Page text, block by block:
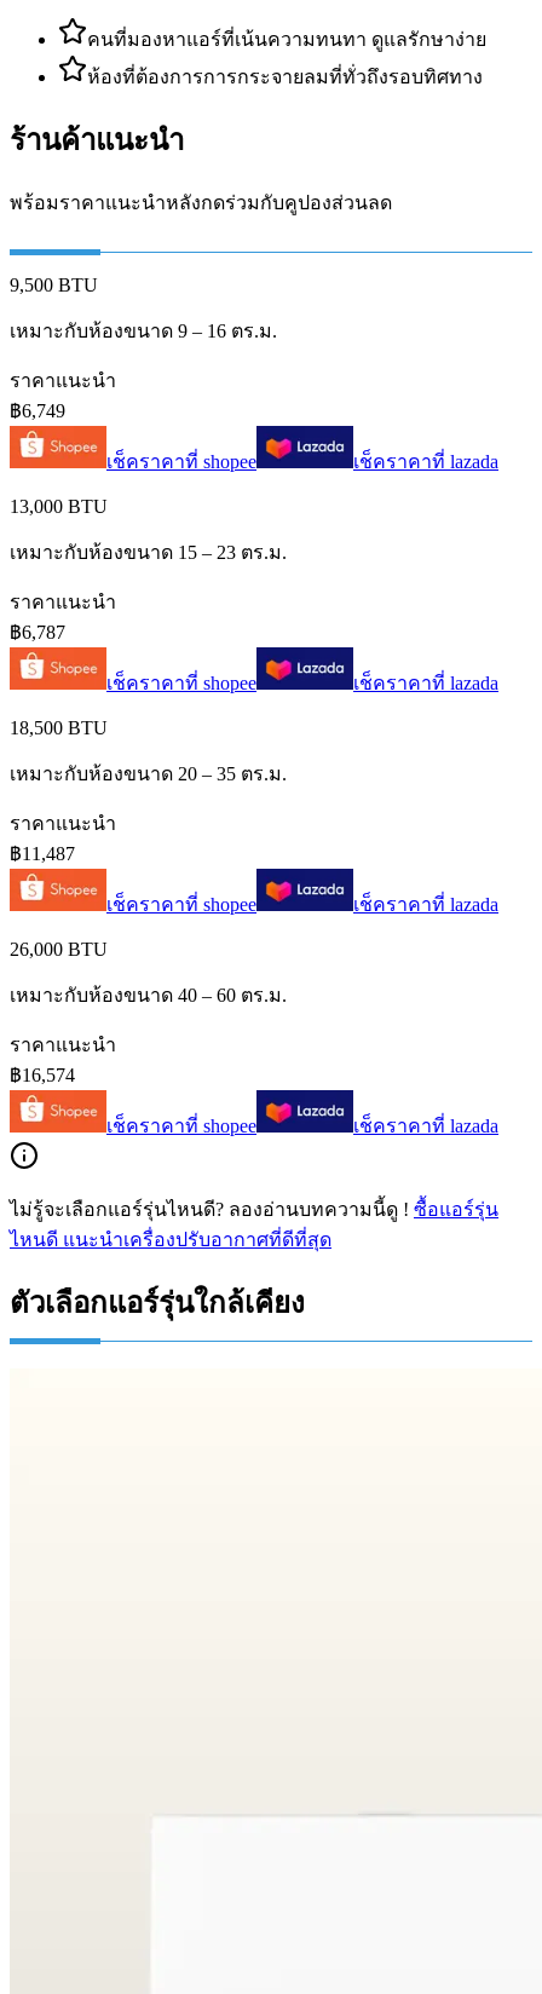
คนที่มองหาแอร์ที่เน้นความทนทา ดูแลรักษาง่าย
ห้องที่ต้องการการกระจายลมที่ทั่วถึงรอบทิศทาง
ร้านค้าแนะนำ
พร้อมราคาแนะนำหลังกดร่วมกับคูปองส่วนลด
9,500 BTU
เหมาะกับห้องขนาด 9 – 16 ตร.ม.
ราคาแนะนำ
฿6,749
เช็คราคาที่ shopee เช็คราคาที่ lazada
13,000 BTU
เหมาะกับห้องขนาด 15 – 23 ตร.ม.
ราคาแนะนำ
฿6,787
เช็คราคาที่ shopee เช็คราคาที่ lazada
18,500 BTU
เหมาะกับห้องขนาด 20 – 35 ตร.ม.
ราคาแนะนำ
฿11,487
เช็คราคาที่ shopee เช็คราคาที่ lazada
26,000 BTU
เหมาะกับห้องขนาด 40 – 60 ตร.ม.
ราคาแนะนำ
฿16,574
เช็คราคาที่ shopee เช็คราคาที่ lazada
ไม่รู้จะเลือกแอร์รุ่นไหนดี? ลองอ่านบทความนี้ดู ! ซื้อแอร์รุ่น
ไหนดี แนะนำเครื่องปรับอากาศที่ดีที่สุด
ตัวเลือกแอร์รุ่นใกล้เคียง